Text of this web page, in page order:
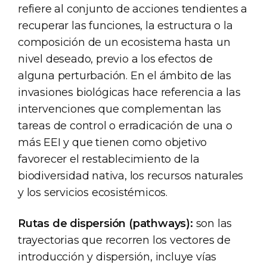
refiere al conjunto de acciones tendientes a
recuperar las funciones, la estructura o la
composición de un ecosistema hasta un
nivel deseado, previo a los efectos de
alguna perturbación. En el ámbito de las
invasiones biológicas hace referencia a las
intervenciones que complementan las
tareas de control o erradicación de una o
más EEI y que tienen como objetivo
favorecer el restablecimiento de la
biodiversidad nativa, los recursos naturales
y los servicios ecosistémicos.
Rutas de dispersión (pathways): son las
trayectorias que recorren los vectores de
introducción y dispersión, incluye vías